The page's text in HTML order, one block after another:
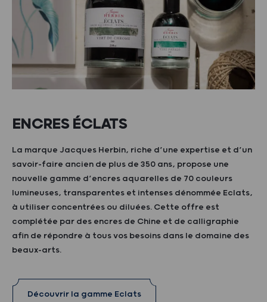
ENCRES ÉCLATS
La marque Jacques Herbin, riche d’une expertise et d’un
savoir-faire ancien de plus de 350 ans, propose une
nouvelle gamme d’encres aquarelles de 70 couleurs
lumineuses, transparentes et intenses dénommée Eclats,
à utiliser concentrées ou diluées. Cette offre est
complétée par des encres de Chine et de calligraphie
afin de répondre à tous vos besoins dans le domaine des
beaux-arts.
Découvrir la gamme Eclats